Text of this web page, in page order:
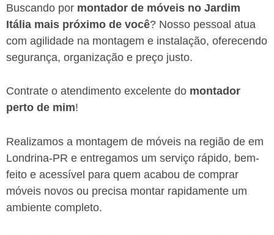
Buscando por montador de móveis no Jardim
Itália mais próximo de você? Nosso pessoal atua
com agilidade na montagem e instalação, oferecendo
segurança, organização e preço justo.
Contrate o atendimento excelente do montador
perto de mim!
Realizamos a montagem de móveis na região de em
Londrina-PR e entregamos um serviço rápido, bem-
feito e acessível para quem acabou de comprar
móveis novos ou precisa montar rapidamente um
ambiente completo.